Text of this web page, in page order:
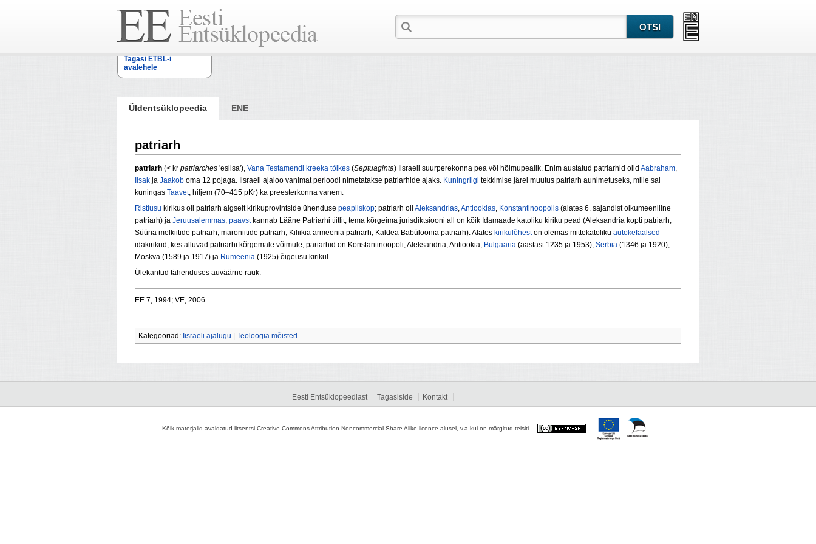
Tagasi ETBL-i
avalehele
Üldentsüklopeedia ENE
patriarh
patriarh (< kr patriarches 'esiisa'), Vana Testamendi kreeka tõlkes (Septuaginta) Iisraeli suurperekonna pea või hõimupealik. Enim austatud patriarhid olid Aabraham,
Iisak ja Jaakob oma 12 pojaga. Iisraeli ajaloo vanimat perioodi nimetatakse patriarhide ajaks. Kuningriigi tekkimise järel muutus patriarh aunimetuseks, mille sai
kuningas Taavet, hiljem (70–415 pKr) ka preesterkonna vanem.
Ristiusu kirikus oli patriarh algselt kirikuprovintside ühenduse peapiiskop; patriarh oli Aleksandrias,Antiookias, Konstantinoopolis (alates 6. sajandist oikumeeniline
patriarh) ja Jeruusalemmas, paavstkannab Lääne Patriarhi tiitlit, tema kõrgeima jurisdiktsiooni all on kõik Idamaade katoliku kiriku pead (Aleksandria kopti patriarh,
Süüria melkiitide patriarh, maroniitide patriarh, Kiliikia armeenia patriarh, Kaldea Babüloonia patriarh). Alates kirikulõheston olemas mittekatoliku autokefaalsed
idakirikud, kes alluvad patriarhi kõrgemale võimule; pariarhid on Konstantinoopoli, Aleksandria, Antiookia, Bulgaaria (aastast 1235 ja 1953), Serbia (1346 ja 1920),
Moskva (1589 ja 1917) ja Rumeenia (1925) õigeusu kirikul.
Ülekantud tähenduses auväärne rauk.
EE 7, 1994; VE, 2006
Kategooriad: Iisraeli ajalugu Teoloogia mõisted
Eesti Entsüklopeediast Tagasiside Kontakt
Kõik materjalid avaldatud litsentsi Creative Commons Attribution-Noncommercial-Share Alike licence alusel, v.a kui on märgitud teisiti.